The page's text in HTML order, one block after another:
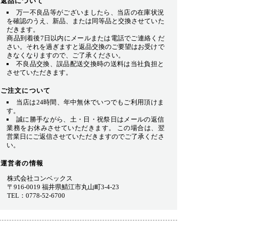
万一不良品等がございましたら、当店の在庫状況
を確認のうえ、新品、または同等品と交換させていた
だきます。
商品到着後7日以内にメールまたは電話でご連絡くだ
さい。それを過ぎますと返品交換のご要望はお受けで
きなくなりますので、ご了承ください。
不良品交換、誤品配送交換時の送料は当社負担と
させていただきます。
ご注文について
当店は24時間、年中無休でいつでもご利用頂けま
す。
誠に勝手ながら、土・日・祝祭日はメールの返信
業務をお休みさせていただきます。 この場合は、翌
営業日にご返信させていただきますのでご了承くださ
い。
運営者の情報
株式会社コンベックス
〒916-0019 福井県鯖江市丸山町3-4-23
TEL：0778-52-6700